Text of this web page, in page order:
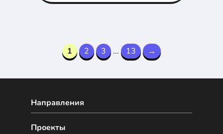
1 2 3 ... 13 →
Направления
Проекты